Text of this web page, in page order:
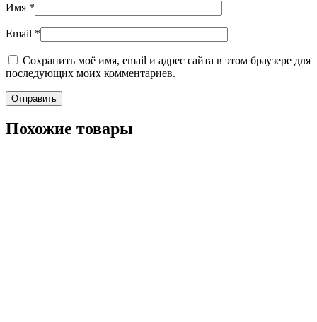
Имя *
Email *
Сохранить моё имя, email и адрес сайта в этом браузере для
последующих моих комментариев.
Похожие товары